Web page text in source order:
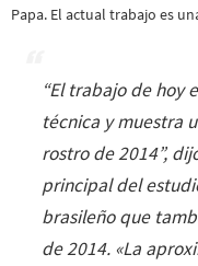
Papa. El actual trabajo es
“El trabajo de hoy
técnica y muestra
rostro de 2014”,
principal del
brasileño que
de 2014. «La